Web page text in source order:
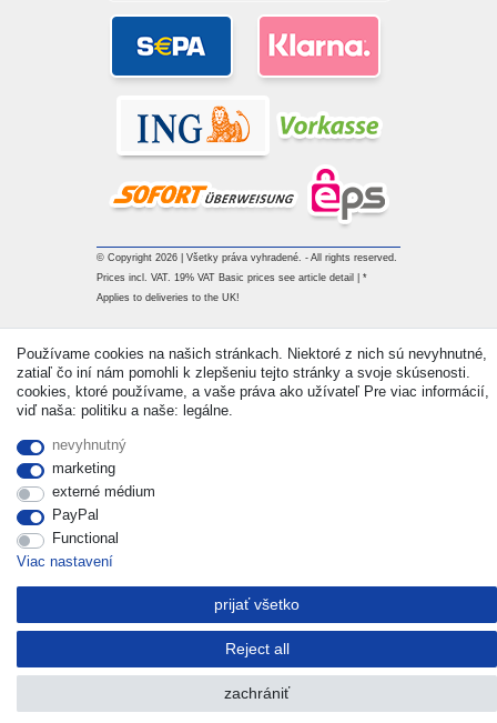
© Copyright 2026 | Všetky práva vyhradené. - All rights reserved.
Prices incl. VAT. 19% VAT Basic prices see article detail | *
Applies to deliveries to the UK!
Používame cookies na našich stránkach. Niektoré z nich sú nevyhnutné,
zatiaľ čo iní nám pomohli k zlepšeniu tejto stránky a svoje skúsenosti.
cookies, ktoré používame, a vaše práva ako užívateľ Pre viac informácií,
viď naša: politiku a naše: legálne.
nevyhnutný
marketing
externé médium
PayPal
Functional
Viac nastavení
prijať všetko
Reject all
zachrániť
Withdraw from contract here Kontakt